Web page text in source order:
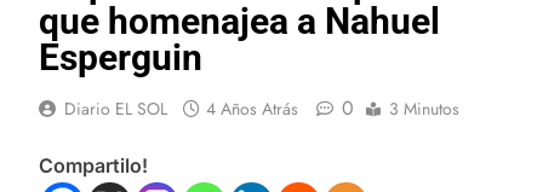
que homenajea a Nahuel
Esperguin
Diario EL SOL 4 Años Atrás 0 3 Minutos
Compartilo!